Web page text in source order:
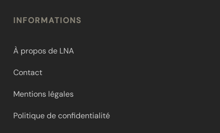
INFORMATIONS
À propos de LNA
Contact
Mentions légales
Politique de confidentialité